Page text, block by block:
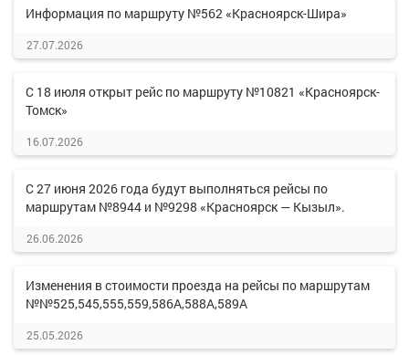
Информация по маршруту №562 «Красноярск-Шира»
27.07.2026
С 18 июля открыт рейс по маршруту №10821 «Красноярск-
Томск»
16.07.2026
С 27 июня 2026 года будут выполняться рейсы по
маршрутам №8944 и №9298 «Красноярск — Кызыл».
26.06.2026
Изменения в стоимости проезда на рейсы по маршрутам
№№525,545,555,559,586А,588А,589А
25.05.2026